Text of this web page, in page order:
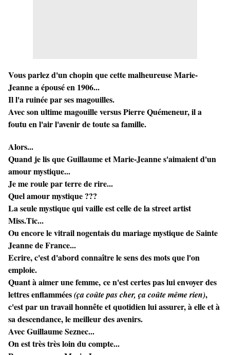
Vous parlez d'un chopin que cette malheureuse Marie-
Jeanne a épousé en 1906...
Il l'a ruinée par ses magouilles.
Avec son ultime magouille versus Pierre Quémeneur, il a
foutu en l'air l'avenir de toute sa famille.
Alors...
Quand je lis que Guillaume et Marie-Jeanne s'aimaient d'un
amour mystique...
Je me roule par terre de rire...
Quel amour mystique ???
La seule mystique qui vaille est celle de la street artist
Miss.Tic...
Ou encore le vitrail nogentais du mariage mystique de Sainte
Jeanne de France...
Ecrire, c'est d'abord connaître le sens des mots que l'on
emploie.
Quant à aimer une femme, ce n'est certes pas lui envoyer des
lettres enflammées(ça coûte pas cher, ça coûte même rien),
c'est par un travail honnête et quotidien lui assurer, à elle et à
sa descendance, le meilleur des avenirs.
Avec Guillaume Seznec...
On est très très loin du compte...